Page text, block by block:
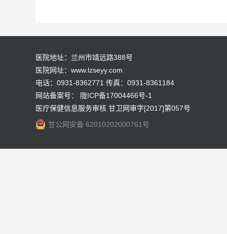
医院地址：兰州市靖远路388号
医院网址：www.lzseyy.com
电话：0931-8362771 传真：0931-8361184
网站备案号：
陇ICP备17004466号-1
医疗保健信息服务审核 甘卫网审字[2017]第057号
甘公网安备 62010202000761号